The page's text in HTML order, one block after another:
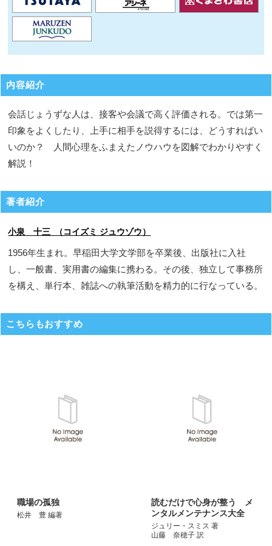
内容紹介
会話じょうずな人は、接客や会議で高く評価される。では第一
印象をよくしたり、上手に相手を説得するには、どうすればい
いのか？ 人間心理をふまえたノウハウを図解でわかりやすく
解説！
著者紹介
小泉 十三 （コイズミ ジュウゾウ）
1956年生まれ。早稲田大学文学部を卒業後、出版社に入社
し、一般書、実用書の編集に携わる。その後、独立して事務所
を構え、単行本、雑誌への執筆活動を精力的に行なっている。
こちらもおすすめ
職場の孤独
松井 豊 編著
読むだけで心身が整う メ
ンタルメンテナンス大全
ジュリー・スミス 著
山藤 奈穂子 訳